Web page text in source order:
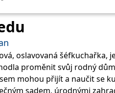
oslavovaná šéfkuchařka,
proměnit svůj rodný
mohou přijít a naučit se
sadem, úrodnými
MARKETINGOVÉ
Marketingové Funkční
uživatele a správa účtu. Webové